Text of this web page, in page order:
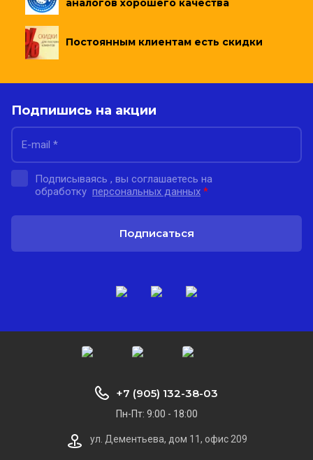
Постоянным клиентам есть скидки
Подпишись на акции
Подписываясь , вы соглашаетесь на
обработку персональных данных *
Подписаться
+7 (905) 132-38-03
Пн-Пт: 9:00 - 18:00
ул. Дементьева, дом 11, офис 209